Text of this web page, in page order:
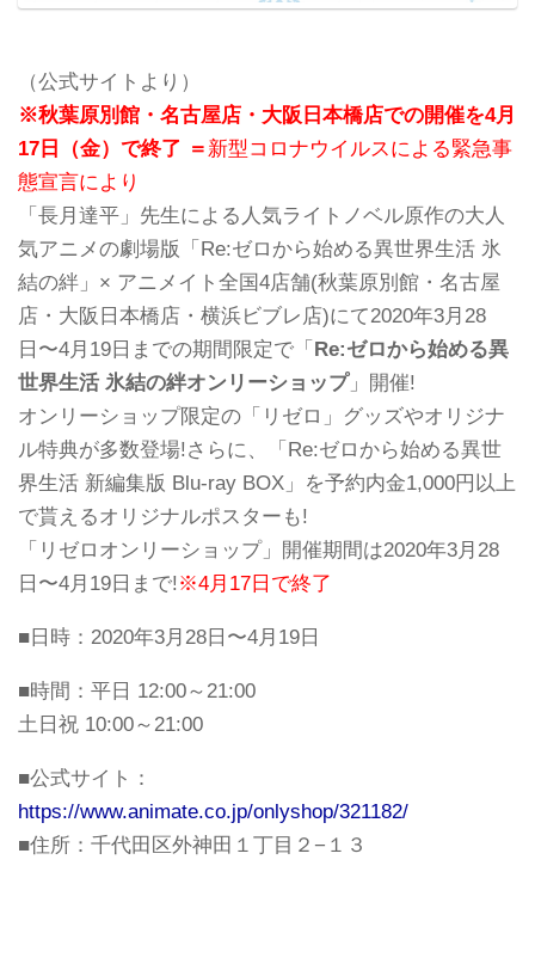
（公式サイトより）
※秋葉原別館・名古屋店・大阪日本橋店での開催を4月
17日（金）で終了 ＝ 新型コロナウイルスによる緊急事
態宣言により
「長月達平」先生による人気ライトノベル原作の大人
気アニメの劇場版「Re:ゼロから始める異世界生活 氷
結の絆」× アニメイト全国4店舗(秋葉原別館・名古屋
店・大阪日本橋店・横浜ビブレ店)にて2020年3月28
日〜4月19日までの期間限定で「 Re:ゼロから始める異
世界生活 氷結の絆オンリーショップ」開催!
オンリーショップ限定の「リゼロ」グッズやオリジナ
ル特典が多数登場!さらに、「Re:ゼロから始める異世
界生活 新編集版 Blu-ray BOX」を予約内金1,000円以上
で貰えるオリジナルポスターも!
「リゼロオンリーショップ」開催期間は2020年3月28
日〜4月19日まで!※4月17日で終了
■日時：2020年3月28日〜4月19日
■時間：平日 12:00～21:00
土日祝 10:00～21:00
■公式サイト：
https://www.animate.co.jp/onlyshop/321182/
■住所：千代田区外神田１丁目２−１３